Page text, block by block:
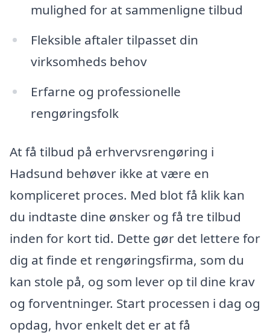
mulighed for at sammenligne tilbud
Fleksible aftaler tilpasset din
virksomheds behov
Erfarne og professionelle
rengøringsfolk
At få tilbud på erhvervsrengøring i
Hadsund behøver ikke at være en
kompliceret proces. Med blot få klik kan
du indtaste dine ønsker og få tre tilbud
inden for kort tid. Dette gør det lettere for
dig at finde et rengøringsfirma, som du
kan stole på, og som lever op til dine krav
og forventninger. Start processen i dag og
opdag, hvor enkelt det er at få